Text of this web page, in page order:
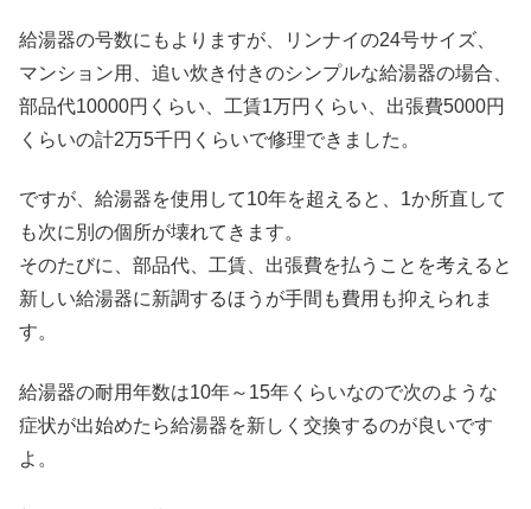
給湯器の号数にもよりますが、リンナイの24号サイズ、
マンション用、追い炊き付きのシンプルな給湯器の場合、
部品代10000円くらい、工賃1万円くらい、出張費5000円
くらいの計2万5千円くらいで修理できました。
ですが、給湯器を使用して10年を超えると、1か所直して
も次に別の個所が壊れてきます。
そのたびに、部品代、工賃、出張費を払うことを考えると
新しい給湯器に新調するほうが手間も費用も抑えられま
す。
給湯器の耐用年数は10年～15年くらいなので次のような
症状が出始めたら給湯器を新しく交換するのが良いです
よ。